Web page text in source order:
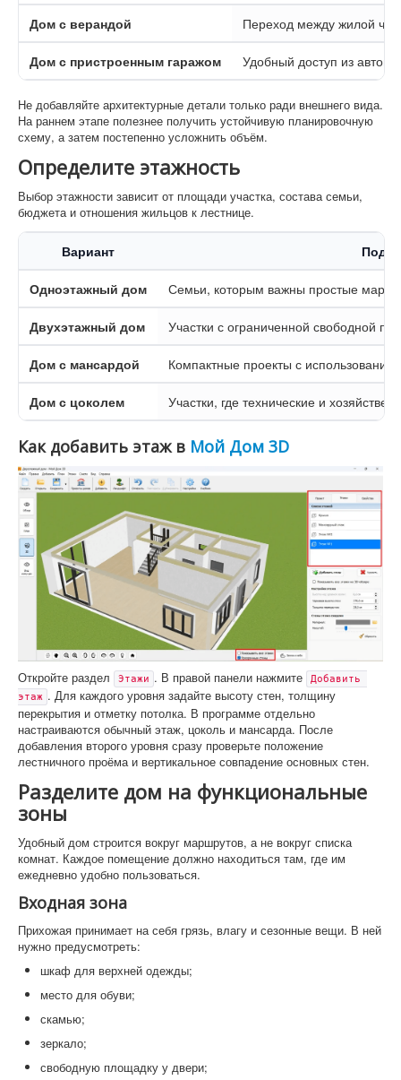
Дом с верандой Переход между жилой
Дом с пристроенным гаражом Удобный доступ из
Не добавляйте архитектурные детали только ради внешнего вида.
На раннем этапе полезнее получить устойчивую планировочную
схему, а затем постепенно усложнить объём.
Определите этажность
Выбор этажности зависит от площади участка, состава семьи,
бюджета и отношения жильцов к лестнице.
Вариант
Одноэтажный дом Семьи, которым важны простые
Двухэтажный дом Участки с ограниченной свободной
Дом с мансардой Компактные проекты с
Дом с цоколем Участки, где технические и
Как добавить этаж в Мой Дом 3D
Откройте раздел Этажи . В правой панели нажмите
Добавить
этаж . Для каждого уровня задайте высоту стен, толщину
перекрытия и отметку потолка. В программе отдельно
настраиваются обычный этаж, цоколь и мансарда. После
добавления второго уровня сразу проверьте положение
лестничного проёма и вертикальное совпадение основных стен.
Разделите дом на функциональные
зоны
Удобный дом строится вокруг маршрутов, а не вокруг списка
комнат. Каждое помещение должно находиться там, где им
ежедневно удобно пользоваться.
Входная зона
Прихожая принимает на себя грязь, влагу и сезонные вещи. В ней
нужно предусмотреть:
шкаф для верхней одежды;
место для обуви;
скамью;
зеркало;
свободную площадку у двери;